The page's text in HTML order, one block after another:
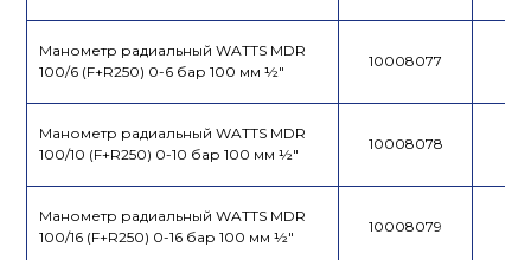
Манометр радиальный WATTS MDR
100/6 (F+R250) 0-6 бар 100 мм ½"
10008077
Манометр радиальный WATTS MDR
100/10 (F+R250) 0-10 бар 100 мм ½"
10008078
Манометр радиальный WATTS MDR
100/16 (F+R250) 0-16 бар 100 мм ½"
10008079